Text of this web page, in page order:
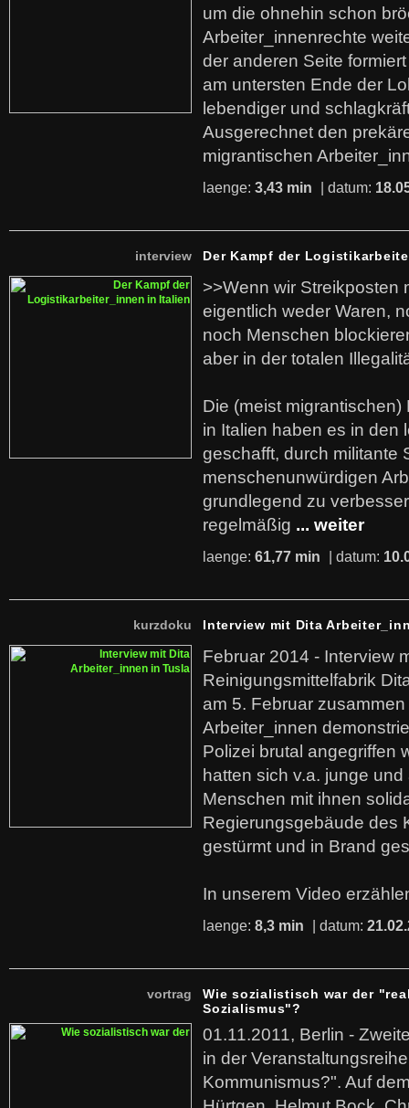
um die ohnehin schon
Arbeiter_innenrechte
der anderen Seite
am untersten Ende der
lebendiger und
Ausgerechnet den
migrantischen
laenge: 3,43 min | datum:
interview Der Kampf der
>>Wenn wir Streikposten
eigentlich weder Waren,
noch Menschen
aber in der totalen
Die (meist
in Italien haben es in den
geschafft, durch militante
menschenunwürdigen
grundlegend zu
regelmäßig ... weiter
laenge: 61,77 min | datum:
kurzdoku Interview mit Dita
Februar 2014 - Interview
Reinigungsmittelfabrik
am 5. Februar
Arbeiter_innen
Polizei brutal angegriffen
hatten sich v.a. junge
Menschen mit ihnen
Regierungsgebäude des
gestürmt und in Brand
In unserem Video
laenge: 8,3 min | datum:
vortrag
Wie sozialistisch war der
Sozialismus"?
01.11.2011, Berlin -
in der
Kommunismus?". Auf